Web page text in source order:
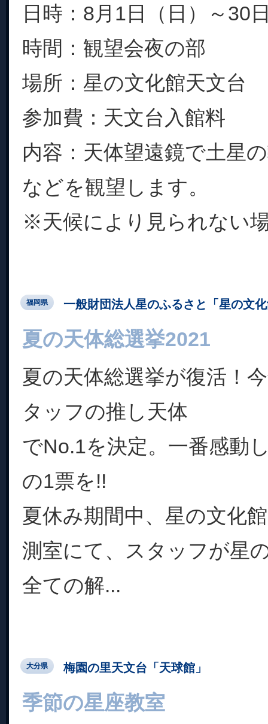
日時：8月1日（日）～30
時間：観望会夜の部
場所：星の文化館天文台
参加費：天文台入館料
内容：天体望遠鏡で土星
などを観望します。
※天候により見られない
福岡県 一般財団法人星のふるさと「星の文
夏の天体総選挙2021
夏の天体総選挙が復活！
タッフの推し天体
でNo.1を決定。一番感動
の1票を!!
夏休み期間中、星の文化
測室にて、スタッフが星
全ての解...
大分県 梅園の里天文台「天球館」
季節の星座教室